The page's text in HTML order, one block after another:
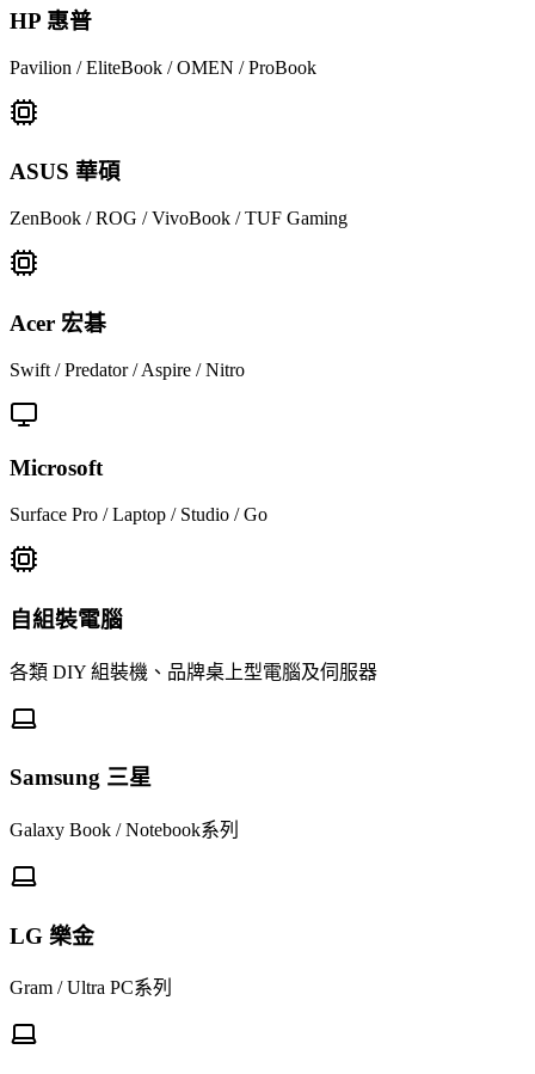
HP 惠普
Pavilion / EliteBook / OMEN / ProBook
ASUS 華碩
ZenBook / ROG / VivoBook / TUF Gaming
Acer 宏碁
Swift / Predator / Aspire / Nitro
Microsoft
Surface Pro / Laptop / Studio / Go
自組裝電腦
各類 DIY 組裝機、品牌桌上型電腦及伺服器
Samsung 三星
Galaxy Book / Notebook系列
LG 樂金
Gram / Ultra PC系列